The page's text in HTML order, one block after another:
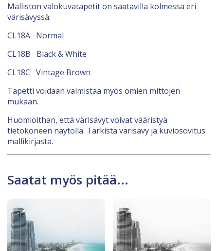
Malliston valokuvatapetit on saatavilla kolmessa eri
värisävyssä:
CL18A Normal
CL18B Black & White
CL18C Vintage Brown
Tapetti voidaan valmistaa myös omien mittojen
mukaan.
Huomioithan, että värisävyt voivat vääristyä
tietokoneen näytöllä. Tarkista värisävy ja kuviosovitus
mallikirjasta.
Saatat myös pitää...